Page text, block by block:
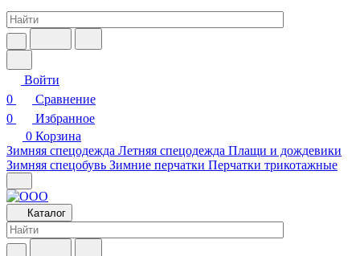
Войти
0
Сравнение
0
Избранное
0 Корзина
Зимняя спецодежда Летняя спецодежда Плащи и дождевики
Зимняя спецобувь Зимние перчатки Перчатки трикотажные
Каталог